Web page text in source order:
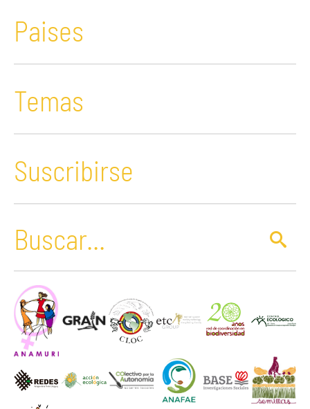
Paises
Temas
Suscribirse